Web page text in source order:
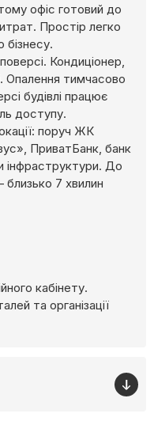
офіс готовий до
Простір легко
бізнесу.
Кондиціонер,
Опалення тимчасово
будівлі працює
доступу.
поруч ЖК
ПриватБанк, банк
інфраструктури. До
7 хвилин
кабінету.
та організації